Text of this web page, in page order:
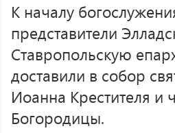
К началу
представители
Ставропольскую
доставили в собор
Иоанна Крестителя и
Богородицы.